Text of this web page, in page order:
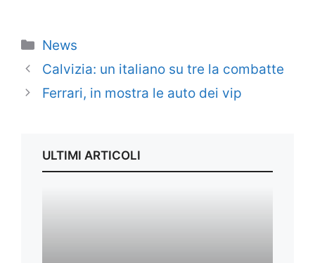
Categorie
News
Calvizia: un italiano su tre la combatte
Ferrari, in mostra le auto dei vip
ULTIMI ARTICOLI